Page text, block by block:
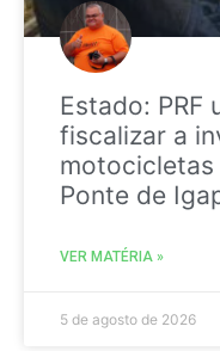
Estado: PRF
fiscalizar a
Ponte de
VER MATÉRIA »
5 de agosto de 2026